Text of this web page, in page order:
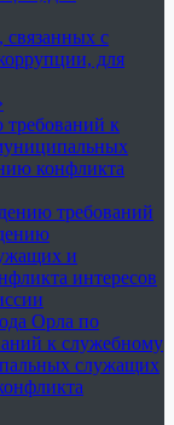
с
для
к
конфликта
требований
и
интересов
Орла по
к служебному
служащих